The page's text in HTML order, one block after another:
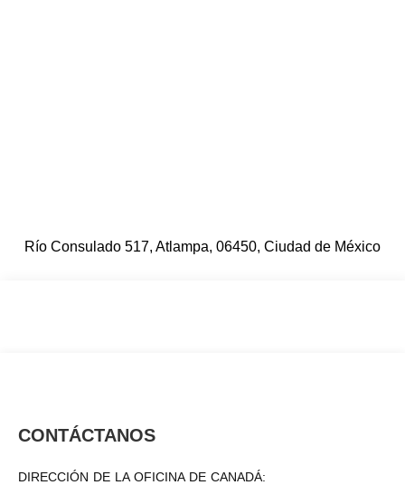
Río Consulado 517, Atlampa, 06450, Ciudad de México
CONTÁCTANOS
DIRECCIÓN DE LA OFICINA DE CANADÁ: